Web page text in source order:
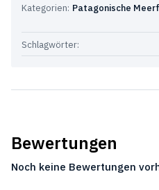
Kategorien: Patagonische
Schlagwörter:
Bewertungen
Noch keine Bewertungen